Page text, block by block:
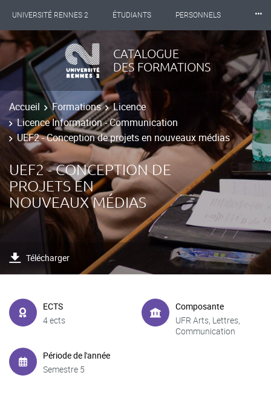
UNIVERSITÉ RENNES 2 ÉTUDIANTS PERSONNELS
INTERNATIONAL PROFESSIONNELS BIBLIOTHÈQUES
LES NOUVELLES DE RENNES 2
⸱⸱⸱
CATALOGUE
DES FORMATIONS
Accueil Formations
Licence
Licence Information - Communication
UEF2 - Conception de projets en nouveaux médias
UEF2 - CONCEPTION DE
PROJETS EN
NOUVEAUX MÉDIAS
Télécharger
ECTS
4 ects
Composante
UFR Arts, Lettres,
Communication
Période de l'année
Semestre 5